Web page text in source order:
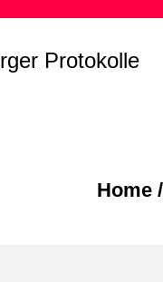
Protokolle
Home/